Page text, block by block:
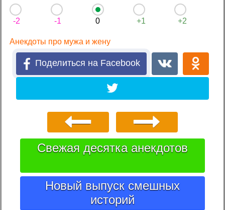
-2 -1 0 +1 +2
Анекдоты про мужа и жену
Поделиться на Facebook
Свежая десятка анекдотов
Новый выпуск смешных
историй